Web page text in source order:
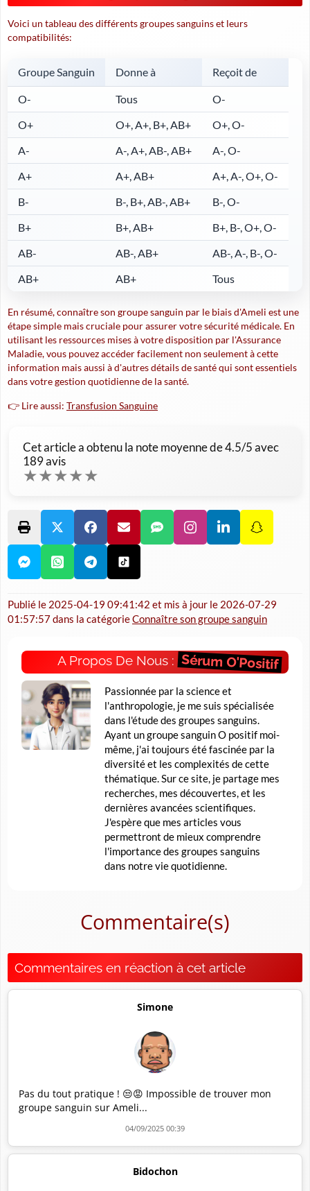
Voici un tableau des différents groupes sanguins et leurs
compatibilités:
Groupe Sanguin Donne à Reçoit de
O- Tous
O-
O+
O+, A+, B+, AB+
O+, O-
A-
A-, A+, AB-, AB+
A-, O-
A+
A+, AB+
A+, A-, O+, O-
B-
B-, B+, AB-, AB+
B-, O-
B+
B+, AB+
B+, B-, O+, O-
AB-
AB-, AB+
AB-, A-, B-, O-
AB+
AB+ Tous
En résumé,connaître son groupe sanguin par le biais d'Ameli est une
étape simple mais cruciale pour assurer votre sécurité médicale. En
utilisant les ressources mises à votre disposition par l'Assurance
Maladie, vous pouvez accéder facilement non seulement à cette
information mais aussi à d'autres détails de santé qui sont essentiels
dans votre gestion quotidienne de la santé.
👉 Lire aussi: Transfusion Sanguine
Cet article a obtenu la note moyenne de4.5/5 avec
189avis
★★★★★
Publié le 2025-04-19 09:41:42 et mis à jour le 2026-07-29
01:57:57dans la catégorieConnaître son groupe sanguin
A Propos De Nous : Sérum O'Positif
Passionnée par la science et
l'anthropologie, je me suis spécialisée
dans l'étude des groupes sanguins.
Ayant un groupe sanguin O positif moi-
même, j'ai toujours été fascinée par la
diversité et les complexités de cette
thématique. Sur ce site, je partage mes
recherches, mes découvertes, et les
dernières avancées scientifiques.
J'espère que mes articles vous
permettront de mieux comprendre
l'importance des groupes sanguins
dans notre vie quotidienne.
Commentaire(s)
Commentaires en réaction à cet article
Simone
Pas du tout pratique ! 😒😡 Impossible de trouver mon
groupe sanguin sur Ameli...
04/09/2025 00:39
Bidochon